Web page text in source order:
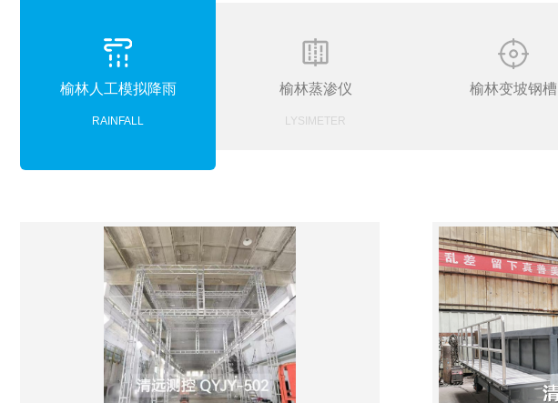
榆林人工模拟降雨
RAINFALL
榆林蒸渗仪
LYSIMETER
榆林变坡钢槽